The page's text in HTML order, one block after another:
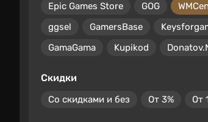
Epic Games Store
GOG
ggsel
GamersBase
GamaGama
Kupikod
Скидки
Со скидками и без От 3% От